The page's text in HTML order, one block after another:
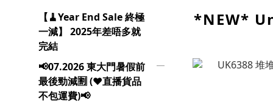
【🧹Year End Sale 終極
一減】 2025年差唔多就
完結
📢07.2026 東大門暑假前
最後勁減🈹 (♥️直播貨品
不包運費)📢
*NEW*